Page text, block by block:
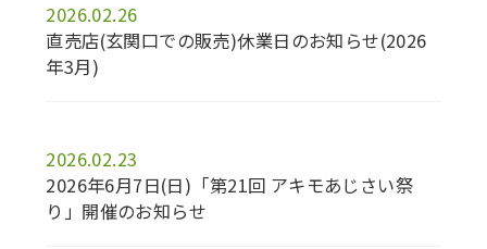
2026.02.26
直売店(玄関口での販売)休業日のお知らせ(2026
年3月)
2026.02.23
2026年6月7日(日)「第21回 アキモあじさい祭
り」開催のお知らせ